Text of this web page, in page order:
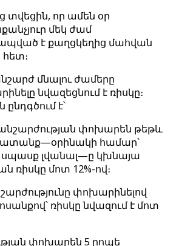
տվեցին, որ ամեն օր
մեկ ժամ
է քաղցկեղից մահվան
հետ։
մնալու ժամերը
նվազեցնում է ռիսկը։
է՝
փոխարեն թեթև
համար՝
սպասք լվանալ—ը կխնայա
ռիսկը մոտ 12%-ով։
փոխարինելով
ռիսկը նվազում է մոտ
փոխարեն 5 րոպե